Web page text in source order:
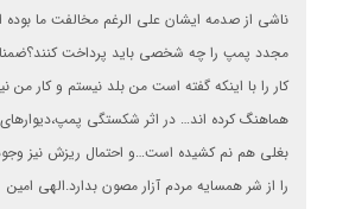
ناشی از صدمه ایشان علی الرغم مخالفت ما بوده
مجدد پمپ را چه شخصی باید پرداخت
کار را با اینکه گفته است من بلد نیستم و کار من
هماهنگ کرده اند… در اثر شکستگی
بغلی هم نم کشیده است…و احتمال ریزش نیز
را از شر همسایه مردم آزار مصون بدارد.الهی امین